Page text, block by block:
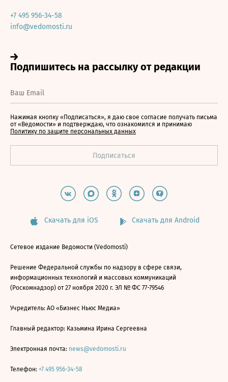
+7 495 956-34-58
info@vedomosti.ru
Нажимая кнопку «Подписаться», я даю свое согласие получать письма
от «Ведомости» и подтверждаю, что ознакомился и принимаю
Политику по защите персональных данных
Скачать для iOS Скачать для Android
Сетевое издание Ведомости (Vedomosti)
Решение Федеральной службы по надзору в сфере связи,
информационных технологий и массовых коммуникаций
(Роскомнадзор) от 27 ноября 2020 г. ЭЛ № ФС 77-79546
Учредитель: АО «Бизнес Ньюс Медиа»
Главный редактор: Казьмина Ирина Сергеевна
Электронная почта: news@vedomosti.ru
Телефон: +7 495 956-34-58